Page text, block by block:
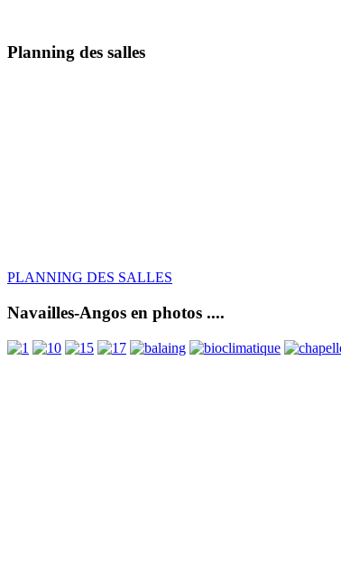
Planning des salles
PLANNING DES SALLES
Navailles-Angos en photos ....